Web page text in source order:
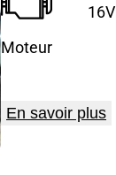
Moteur
En savoir plus